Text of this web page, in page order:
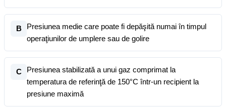
B
Presiunea medie care poate fi depăşită numai în timpul
operaţiunilor de umplere sau de golire
C
Presiunea stabilizată a unui gaz comprimat la
temperatura de referinţă de 150°C într-un recipient la
presiune maximă